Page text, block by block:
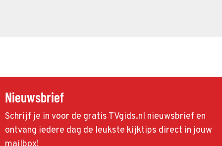
Nieuwsbrief
Schrijf je in voor de gratis TVgids.nl nieuwsbrief en
ontvang iedere dag de leukste kijktips direct in jouw